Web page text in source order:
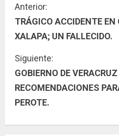
S
i
g
u
e
Anterior:
TRÁGICO ACCIDENTE EN
XALAPA; UN FALLECIDO.
Siguiente:
GOBIERNO DE
RECOMENDACIONES
PEROTE.